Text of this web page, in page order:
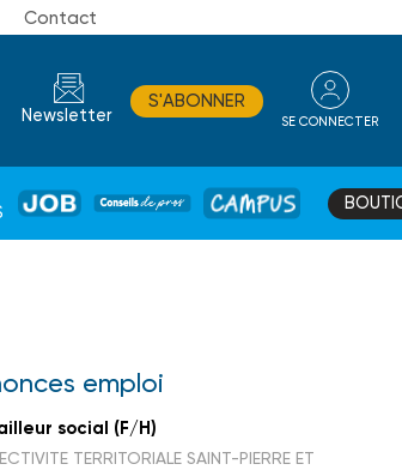
Contact
Newsletter
S'ABONNER
SE CONNECTER
JOB
DE
CAMPUS
emploi
social (F/H)
TERRITORIALE SAINT-PIERRE ET